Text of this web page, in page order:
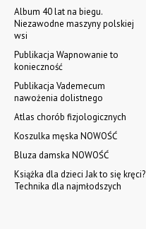
Album 40 lat na biegu.
Niezawodne maszyny polskiej
wsi
Publikacja Wapnowanie to
konieczność
Publikacja Vademecum
nawożenia dolistnego
Atlas chorób fizjologicznych
Koszulka męska NOWOŚĆ
Bluza damska NOWOŚĆ
Książka dla dzieci Jak to się kręci?
Technika dla najmłodszych